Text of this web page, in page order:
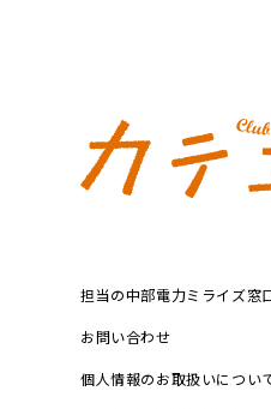
担当の中部電力ミライズ窓
お問い合わせ
個人情報のお取扱いについ